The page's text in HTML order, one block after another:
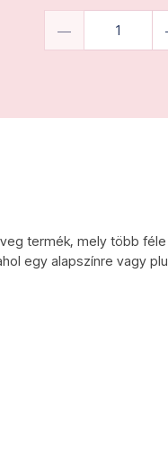
termék, mely több féle
egy alapszínre vagy